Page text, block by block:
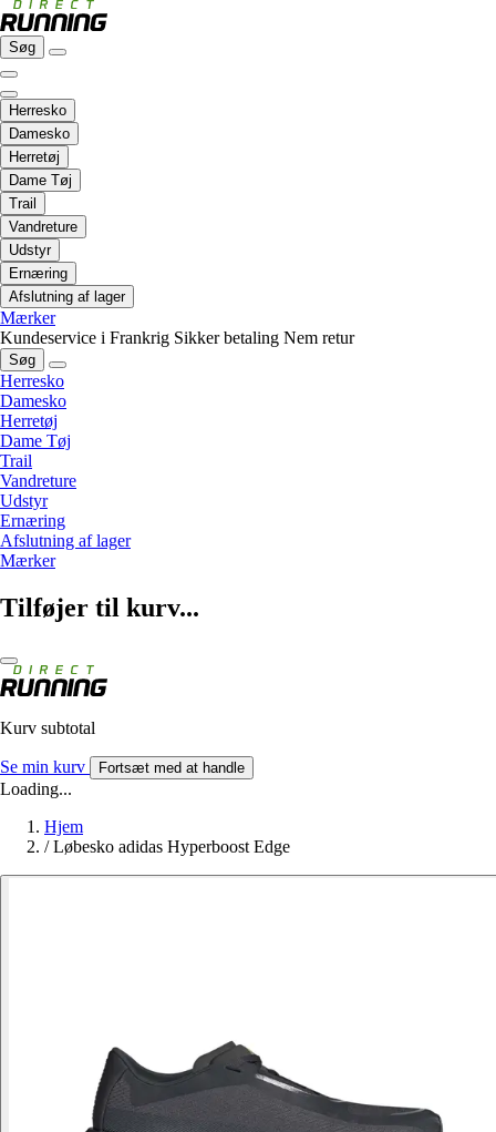
Søg
Herresko
Damesko
Herretøj
Dame Tøj
Trail
Vandreture
Udstyr
Ernæring
Afslutning af lager
Mærker
Kundeservice i Frankrig Sikker betaling Nem retur
Søg
Herresko
Damesko
Herretøj
Dame Tøj
Trail
Vandreture
Udstyr
Ernæring
Afslutning af lager
Mærker
Tilføjer til kurv...
Kurv subtotal
Se min kurv Fortsæt med at handle
Loading...
Hjem
/ Løbesko adidas Hyperboost Edge